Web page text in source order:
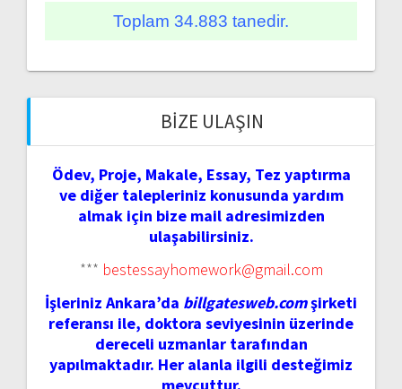
Toplam 34.883 tanedir.
BIZE ULAŞIN
Ödev, Proje, Makale, Essay, Tez yaptırma
ve diğer talepleriniz konusunda yardım
almak için bize mail adresimizden
ulaşabilirsiniz.
*** bestessayhomework@gmail.com
İşleriniz Ankara’da billgatesweb.comşirketi
referansı ile, doktora seviyesinin üzerinde
dereceli uzmanlar tarafından
yapılmaktadır. Her alanla ilgili desteğimiz
mevcuttur.